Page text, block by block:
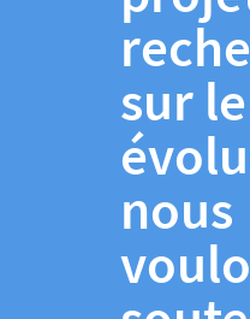
sur
nous